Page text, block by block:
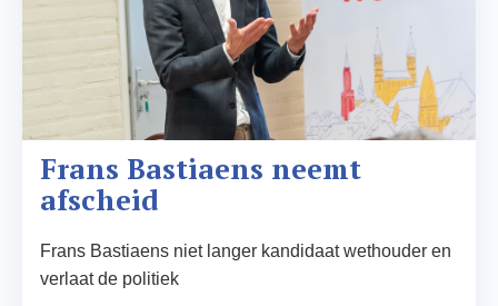
Frans Bastiaens neemt
afscheid
Frans Bastiaens niet langer kandidaat wethouder en
verlaat de politiek